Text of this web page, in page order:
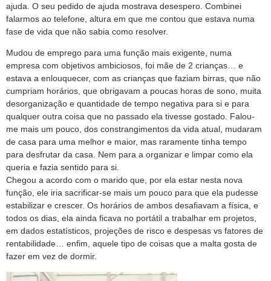
ajuda. O seu pedido de ajuda mostrava desespero. Combinei
falarmos ao telefone, altura em que me contou que estava numa
fase de vida que não sabia como resolver.
Mudou de emprego para uma função mais exigente, numa
empresa com objetivos ambiciosos, foi mãe de 2 crianças… e
estava a enlouquecer, com as crianças que faziam birras, que não
cumpriam horários, que obrigavam a poucas horas de sono, muita
desorganização e quantidade de tempo negativa para si e para
qualquer outra coisa que no passado ela tivesse gostado. Falou-
me mais um pouco, dos constrangimentos da vida atual, mudaram
de casa para uma melhor e maior, mas raramente tinha tempo
para desfrutar da casa. Nem para a organizar e limpar como ela
queria e fazia sentido para si.
Chegou a acordo com o marido que, por ela estar nesta nova
função, ele iria sacrificar-se mais um pouco para que ela pudesse
estabilizar e crescer. Os horários de ambos desafiavam a física, e
todos os dias, ela ainda ficava no portátil a trabalhar em projetos,
em dados estatísticos, projeções de risco e despesas vs fatores de
rentabilidade… enfim, aquele tipo de coisas que a malta gosta de
fazer em vez de dormir.